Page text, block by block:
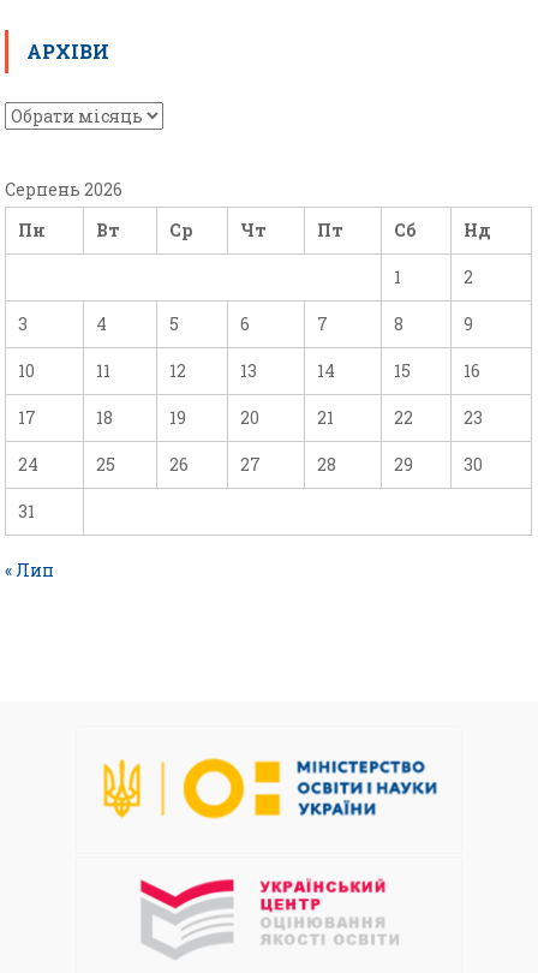
АРХІВИ
Серпень 2026
Пн
Вт Ср Чт Пт Сб Нд
1 2
3 4 5 6 7 8 9
10 11 12 13 14 15 16
17 18 19 20 21 22 23
24 25 26 27 28 29 30
31
« Лип